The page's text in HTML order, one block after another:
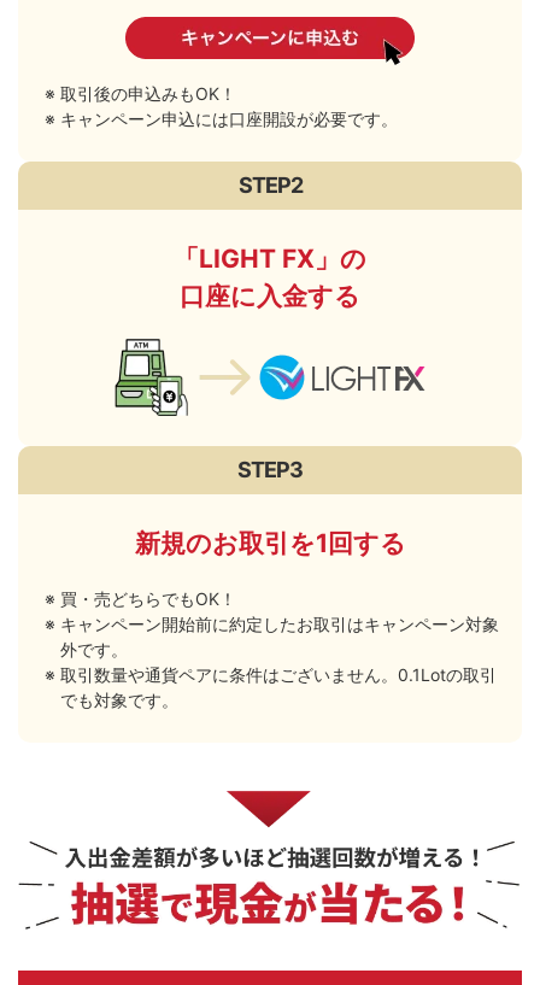
取引後の申込みもOK！
キャンペーン申込には口座開設が必要です。
STEP2
「LIGHT FX」の
口座に入金する
STEP3
新規のお取引を1回する
買・売どちらでもOK！
キャンペーン開始前に約定したお取引はキャンペーン対象
外です。
取引数量や通貨ペアに条件はございません。0.1Lotの取引
でも対象です。